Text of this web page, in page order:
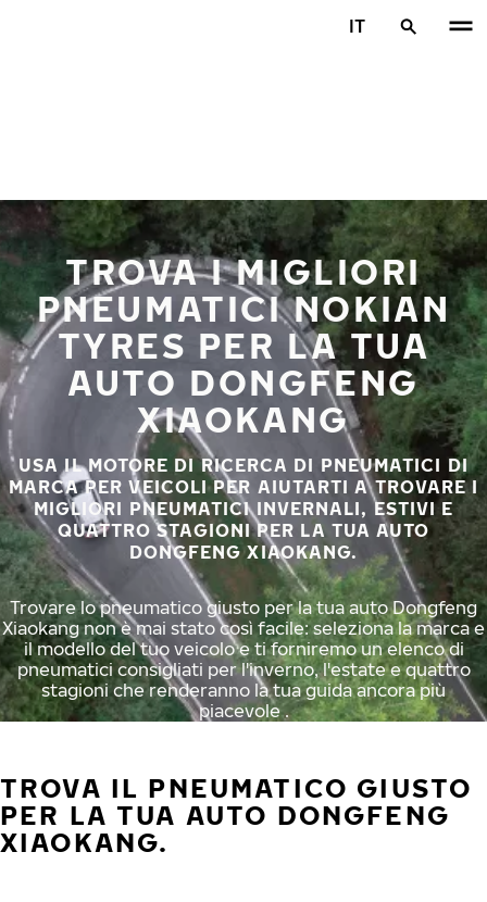
IT
TROVA I MIGLIORI
PNEUMATICI NOKIAN
TYRES PER LA TUA
AUTO DONGFENG
XIAOKANG
USA IL MOTORE DI RICERCA DI PNEUMATICI DI
MARCA PER VEICOLI PER AIUTARTI A TROVARE I
MIGLIORI PNEUMATICI INVERNALI, ESTIVI E
QUATTRO STAGIONI PER LA TUA AUTO
DONGFENG XIAOKANG.
Trovare lo pneumatico giusto per la tua auto Dongfeng
Xiaokang non è mai stato così facile: seleziona la marca e
il modello del tuo veicolo e ti forniremo un elenco di
pneumatici consigliati per l'inverno, l'estate e quattro
stagioni che renderanno la tua guida ancora più
piacevole .
TROVA IL PNEUMATICO GIUSTO
PER LA TUA AUTO DONGFENG
XIAOKANG.